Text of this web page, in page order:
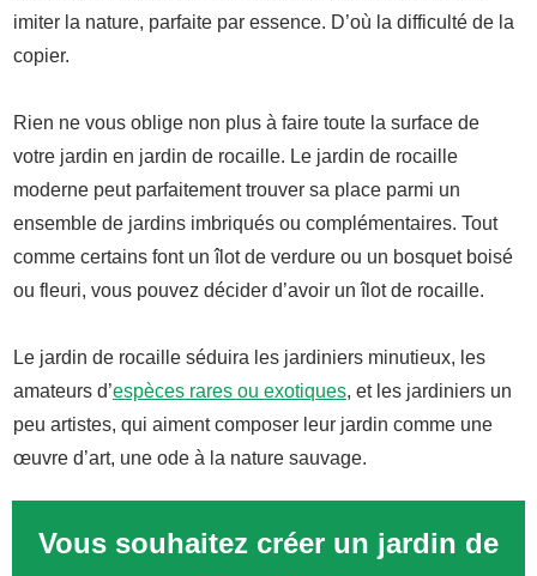
imiter la nature, parfaite par essence. D’où la difficulté de la
copier.
Rien ne vous oblige non plus à faire toute la surface de
votre jardin en jardin de rocaille. Le jardin de rocaille
moderne peut parfaitement trouver sa place parmi un
ensemble de jardins imbriqués ou complémentaires. Tout
comme certains font un îlot de verdure ou un bosquet boisé
ou fleuri, vous pouvez décider d’avoir un îlot de rocaille.
Le jardin de rocaille séduira les jardiniers minutieux, les
amateurs d’espèces rares ou exotiques, et les jardiniers un
peu artistes, qui aiment composer leur jardin comme une
œuvre d’art, une ode à la nature sauvage.
Vous souhaitez créer un jardin de